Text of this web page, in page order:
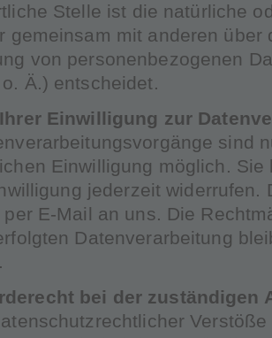
Stelle ist die natürliche
gemeinsam mit anderen über
von personenbezogenen
Ä.) entscheidet.
Einwilligung zur
sind
Einwilligung möglich. Sie
jederzeit widerrufen.
per E-Mail an uns. Die
Datenverarbeitung
bei der zuständigen